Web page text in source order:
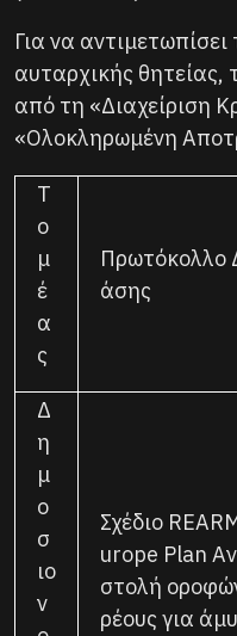
Για να
αυταρχικής θητείας,
από τη «Διαχείριση
«Ολοκληρωμένη
Τ
ο
μ
έ
α
ς
Πρωτόκολλο
άσης
Δ
η
μ
ο
σ
ιο
ν
Σχέδιο
urope Plan
στολή
ρέους για